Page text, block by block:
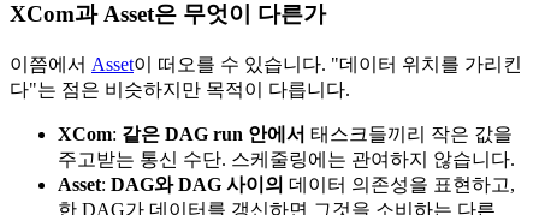
XCom과 Asset은 무엇이 다른가
이쯤에서 Asset이 떠오를 수 있습니다. "데이터 위치를 가리킨
다"는 점은 비슷하지만 목적이 다릅니다.
XCom: 같은 DAG run 안에서 태스크들끼리 작은 값을
주고받는 통신 수단. 스케줄링에는 관여하지 않습니다.
Asset: DAG와 DAG 사이의 데이터 의존성을 표현하고,
한 DAG가 데이터를 갱신하면 그것을 소비하는 다른